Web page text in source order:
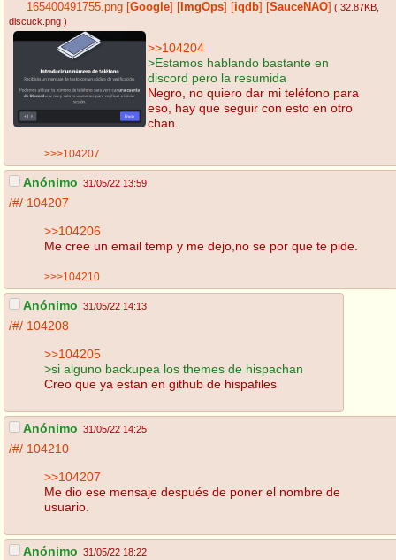
165400491755.png Google ImgOps iqdb SauceNAO ( 32.87KB
discuck.png )
>>104204
>Estamos hablando bastante en
discord pero la resumida
Negro, no quiero dar mi teléfono para
eso, hay que seguir con esto en otro
chan.
>>>104207
Anónimo 31/05/22 13:59
/#/ 104207
>>104206
Me cree un email temp y me dejo,no se por que te pide.
>>>104210
Anónimo 31/05/22 14:13
/#/ 104208
>>104205
>si alguno backupea los themes de hispachan
Creo que ya estan en github de hispafiles
Anónimo 31/05/22 14:25
/#/ 104210
>>104207
Me dio ese mensaje después de poner el nombre de
usuario.
Anónimo 31/05/22 18:22